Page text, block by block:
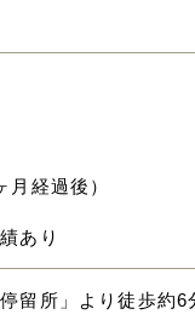
経過後）
あり
留所」より徒歩約6